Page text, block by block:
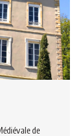
de